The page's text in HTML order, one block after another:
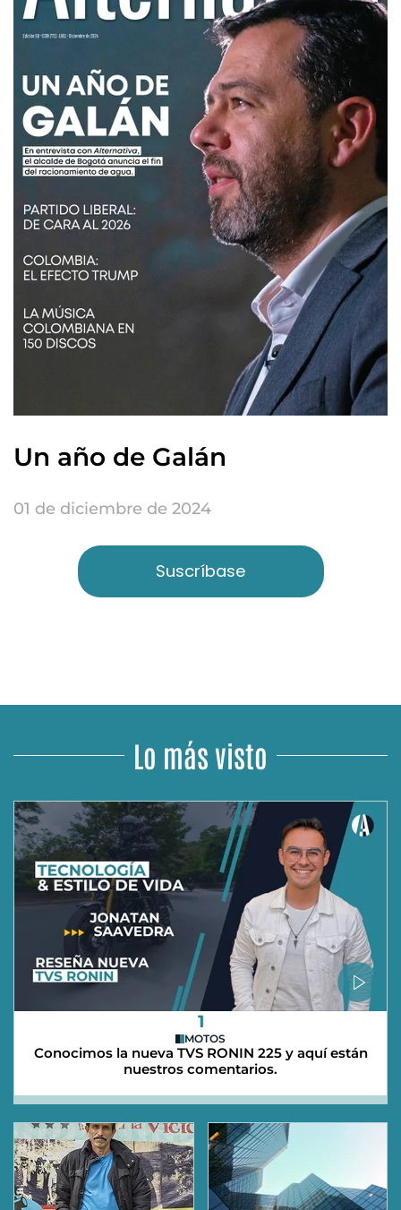
Un año de Galán
01 de diciembre de 2024
Suscríbase
Lo más visto
1
MOTOS
Conocimos la nueva TVS RONIN 225 y aquí están
nuestros comentarios.